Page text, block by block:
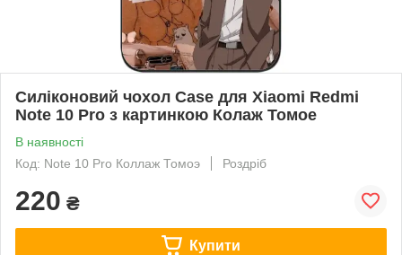
Силіконовий чохол Case для Xiaomi Redmi
Note 10 Pro з картинкою Колаж Томое
В наявності
Код: Note 10 Pro Коллаж Томоэ
Роздріб
220 ₴
Купити